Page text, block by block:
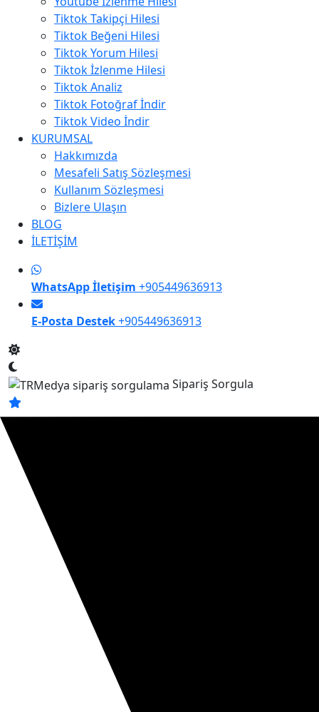
Tiktok Takipçi Hilesi
Tiktok Beğeni Hilesi
Tiktok Yorum Hilesi
Tiktok İzlenme Hilesi
Tiktok Analiz
Tiktok Fotoğraf İndir
Tiktok Video İndir
KURUMSAL
Hakkımızda
Mesafeli Satış Sözleşmesi
Kullanım Sözleşmesi
Bizlere Ulaşın
BLOG
İLETİŞİM
WhatsApp İletişim +905449636913
E-Posta Destek+905449636913
Sipariş Sorgula